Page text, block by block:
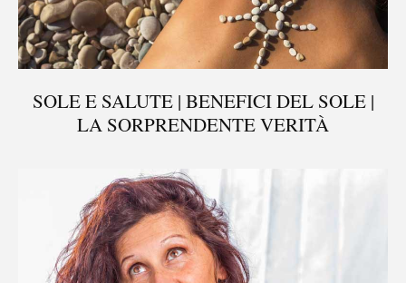
SOLE E SALUTE | BENEFICI DEL SOLE |
LA SORPRENDENTE VERITÀ